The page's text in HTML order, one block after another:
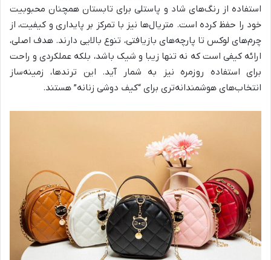
استفاده از رنگ‌های شاد و پاستلی برای تابستان همچنان محبوبیت
خود را حفظ کرده است. متریال‌ها نیز با تمرکز بر پایداری و کیفیت، از
چرم‌های لوکس تا پارچه‌های بازیافتی، تنوع بالایی دارند. هدف اصلی،
ارائه کیفی است که نه تنها زیبا و شیک باشد، بلکه عملکردی و راحت
برای استفاده روزمره نیز به شمار آید. این ترندها، زمینه‌ساز
انتخاب‌های هوشمندانه‌تری برای “کیف دوشی زنانه” هستند.